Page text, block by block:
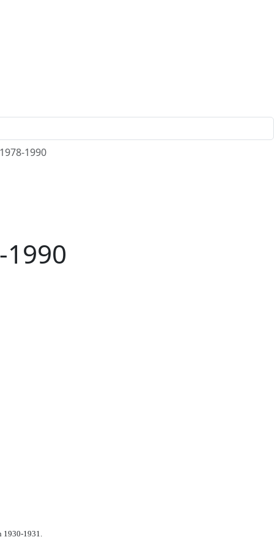
1990
1931.